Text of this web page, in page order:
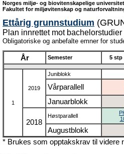
Norges miljø- og biovitenskapelige
Fakultet for miljøvitenskap og
Ettårig grunnstudium
Plan innrettet mot bachelorstudier
Obligatoriske og anbefalte emner for
År Semester 5 stp
1
2019
Juniblokk
Vårparallell
Januarblokk
2018
Høstparallell
Augustblokk
* Brukes som opptakskrav til videre